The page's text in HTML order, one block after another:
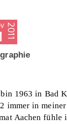
1963 in Bad
immer in
Aachen fühle